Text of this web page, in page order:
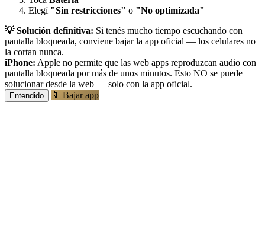
Elegí "Sin restricciones" o "No optimizada"
💡 Solución definitiva: Si tenés mucho tiempo escuchando con
pantalla bloqueada, conviene bajar la app oficial — los celulares no
la cortan nunca.
iPhone: Apple no permite que las web apps reproduzcan audio con
pantalla bloqueada por más de unos minutos. Esto NO se puede
solucionar desde la web — solo con la app oficial.
Entendido 📱 Bajar app